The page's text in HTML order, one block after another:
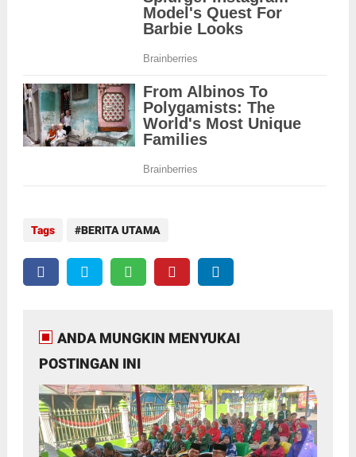
Tags BERITA UTAMA
ANDA MUNGKIN MENYUKAI
POSTINGAN INI